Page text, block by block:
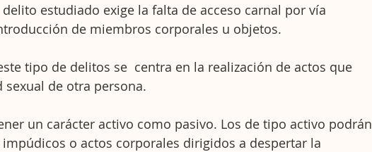
estudiado exige la falta de acceso carnal por vía
de miembros corporales u objetos.
tipo de delitos se  centra en la realización de actos que
de otra persona.
un carácter activo como pasivo. Los de tipo activo podrán
o actos corporales dirigidos a despertar la